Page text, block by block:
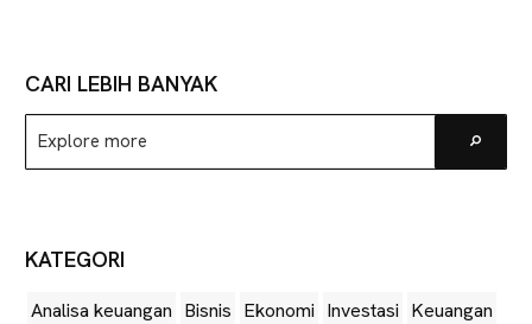
CARI LEBIH BANYAK
Explore
more
KATEGORI
Analisa keuangan Bisnis Ekonomi Investasi Keuangan